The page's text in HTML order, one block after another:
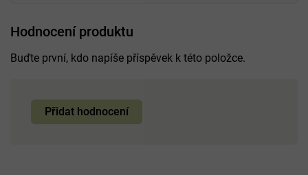
Hodnocení produktu
Buďte první, kdo napíše příspěvek k této položce.
Přidat hodnocení